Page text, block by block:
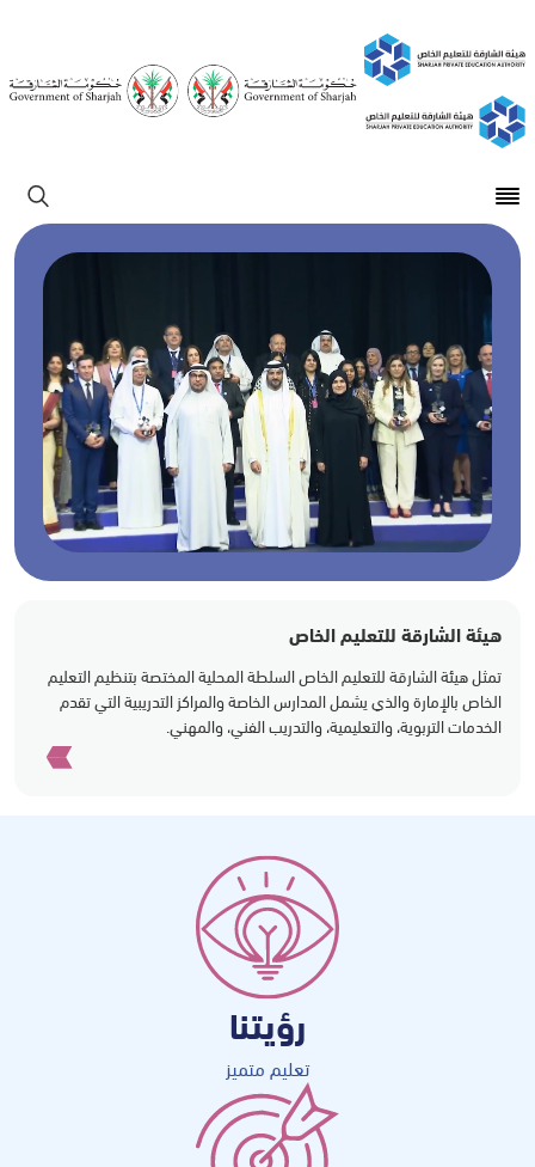
Open main menu
هيئة الشارقة للتعليم الخاص
تمثل هيئة الشارقة للتعليم الخاص السلطة المحلية المختصة بتنظيم التعليم
الخاص بالإمارة والذي يشمل المدارس الخاصة والمراكز التدريبية التي تقدم
الخدمات التربوية، والتعليمية، والتدريب الفني، والمهني.
رؤيتنا
تعليم متميز